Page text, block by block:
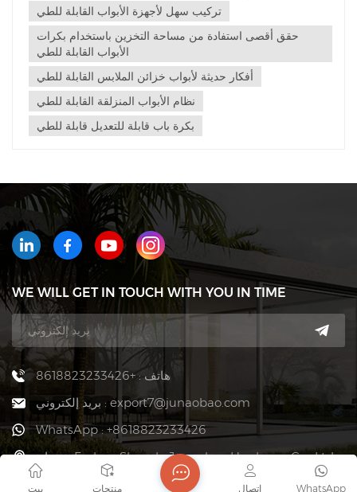
الجديد بألوا...
تركيب سهل لأجهزة الأبواب القابلة للطي
حقق أقصى استفادة من مساحة التخزين باستخدام بكرات
الأبواب القابلة للطي
أفكار حديثة لأبواب خزائن الملابس القابلة للطي
نظام الأبواب المنزلقة القابلة للطي
بكرة باب قابلة للتعديل قابلة للطي
WE WILL GET IN TOUCH WITH YOU IN TIME
هاتف : +8618823233426
بريد إلكتروني : export7@junaobao.com
WhatsApp : +8618823233426
عنوان : Foshan Shunde Junaobao Hardware Co., Ltd.
بيت منتجات WhatsApp اتصال